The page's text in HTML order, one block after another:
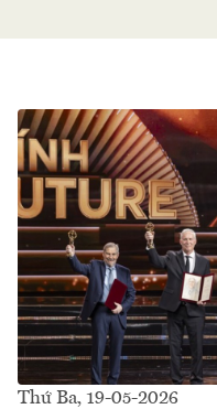
Thứ Ba, 19-05-2026